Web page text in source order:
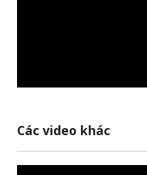
Các video khác